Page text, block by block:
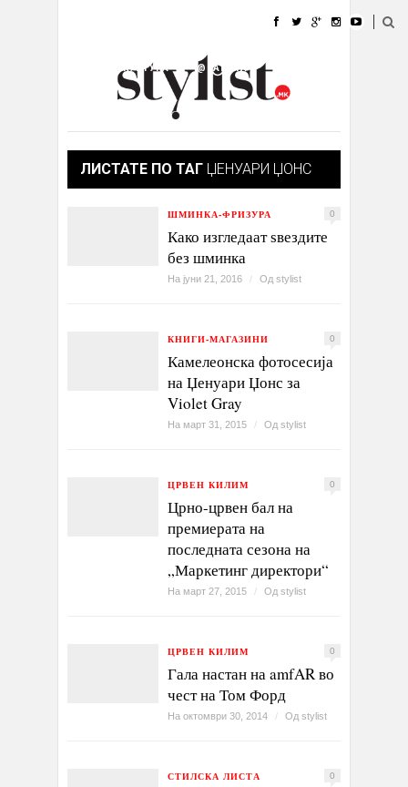
УБАВИНА
КУЛТУРА @РАБОТА
ИЗЛОГ
ЛИСТАТЕ ПО ТАГ ЏЕНУАРИ ЏОНС
ШМИНКА-ФРИЗУРА 0
Како изгледаат ѕвездите
без шминка
На јуни 21, 2016 / Од stylist
КНИГИ-МАГАЗИНИ 0
Камелеонска фотосесија
на Џенуари Џонс за
Violet Gray
На март 31, 2015 / Од stylist
ЦРВЕН КИЛИМ 0
Црно-црвен бал на
премиерата на
последната сезона на
„Маркетинг директори“
На март 27, 2015 / Од stylist
ЦРВЕН КИЛИМ 0
Гала настан на amfAR во
чест на Том Форд
На октомври 30, 2014 / Од stylist
СТИЛСКА ЛИСТА 0